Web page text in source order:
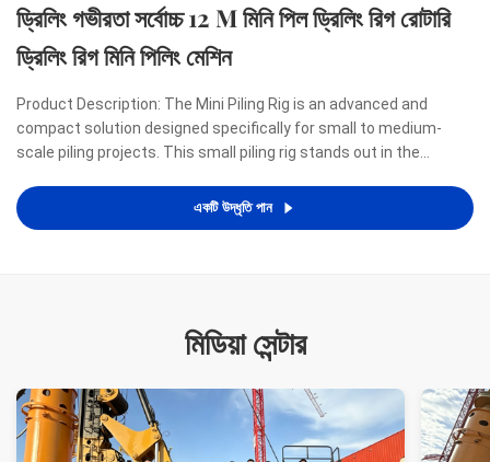
ড্রিলিং গভীরতা সর্বোচ্চ 12 M মিনি পিল ড্রিলিং রিগ রোটারি
ড্রিলিং রিগ মিনি পিলিং মেশিন
Product Description: The Mini Piling Rig is an advanced and
compact solution designed specifically for small to medium-
scale piling projects. This small piling rig stands out in the
power, efficiency, and portability, making it an ideal ...
একটি উদ্ধৃতি পান
মিডিয়া সেন্টার